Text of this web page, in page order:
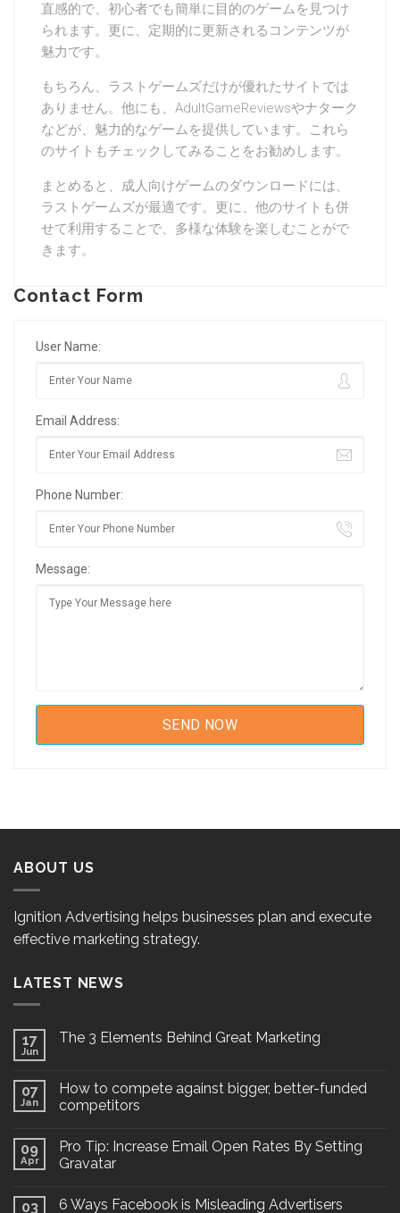
直感的で、初心者でも簡単に目的のゲームを見つけ
られます。更に、定期的に更新されるコンテンツが
魅力です。
もちろん、ラストゲームズだけが優れたサイトでは
ありません。他にも、AdultGameReviewsやナターク
などが、魅力的なゲームを提供しています。これら
のサイトもチェックしてみることをお勧めします。
まとめると、成人向けゲームのダウンロードには、
ラストゲームズが最適です。更に、他のサイトも併
せて利用することで、多様な体験を楽しむことがで
きます。
Contact Form
User Name:
Email Address:
Phone Number:
Message:
ABOUT US
Ignition Advertising helps businesses plan and execute
effective marketing strategy.
LATEST NEWS
17
Jun
The 3 Elements Behind Great Marketing
07
Jan
How to compete against bigger, better-funded
competitors
09
Apr
Pro Tip: Increase Email Open Rates By Setting
Gravatar
03 6 Ways Facebook is Misleading Advertisers